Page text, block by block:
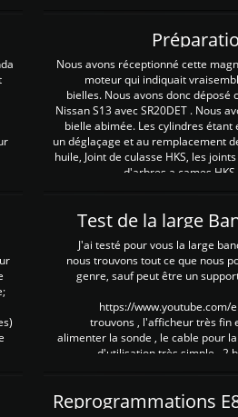
Nous avons réceptionné cette
moteur qui indiquait
bielles. Nous avons donc
Nissan S13 avec SR20DET . Nous
bielle abimée. Les cylindres
un déglaçage et au remplacement
huile, Joint de culasse HKS, les
d'arbres a cames HKS
Test de la large
J'ai testé pour vous la large
nous trouvons tout ce que nous
genre, sauf peut être un
https://www.youtube.com/
trouvons , l'afficheur très fin
alimenter la sonde , le cable pour
d'utilisation très simple , 2